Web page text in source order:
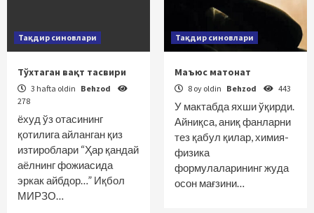
Тақдир синовлари
Тўхтаган вақт тасвири
3 hafta oldin Behzod
278
ёхуд ўз отасининг
қотилига айланган қиз
изтироблари “Ҳар қандай
аёлнинг фожиасида
эркак айбдор…” Иқбол
МИРЗО…
Тақдир синовлари
Маъюс матонат
8 oy oldin Behzod 443
У мактабда яхши ўқирди.
Айниқса, аниқ фанларни
тез қабул қилар, химия-
физика
формулаларининг жуда
осон мағзини…